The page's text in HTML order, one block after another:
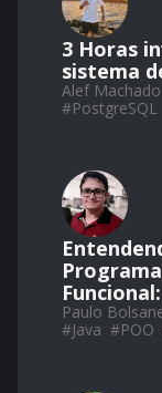
3 Horas
sistema
Alef
#PostgreSQL
Paulo
#Java #POO